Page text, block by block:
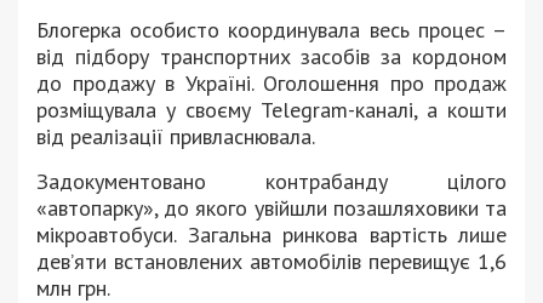
Блогерка особисто координувала весь процес –
від підбору транспортних засобів за кордоном
до продажу в Україні. Оголошення про продаж
розміщувала у своєму Telegram-каналі, а кошти
від реалізації привласнювала.
Задокументовано контрабанду цілого
«автопарку», до якого увійшли позашляховики та
мікроавтобуси. Загальна ринкова вартість лише
дев’яти встановлених автомобілів перевищує 1,6
млн грн.